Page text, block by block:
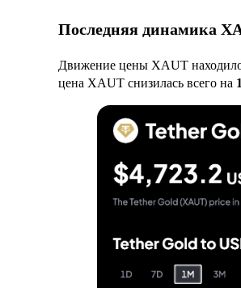
Последняя динамика
Движение цены XAUT
цена XAUT снизилась всего на